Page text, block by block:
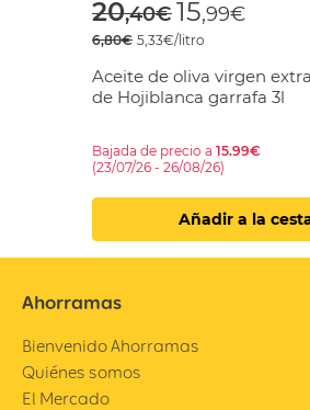
Price reduced
20,40€to
15,99€
6,80€ 5,33€/litro
Aceite de oliva virgen
de Hojiblanca garrafa 3l
Bajada de precio a 15.99€
(23/07/26 - 26/08/26)
Añadir a la
Ahorramas
Bienvenido Ahorramas
Quiénes somos
El Mercado